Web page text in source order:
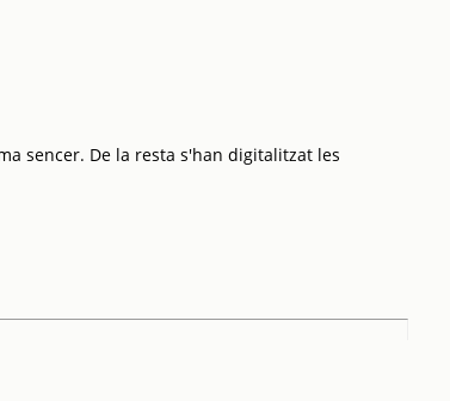
sencer. De la resta s'han digitalitzat les